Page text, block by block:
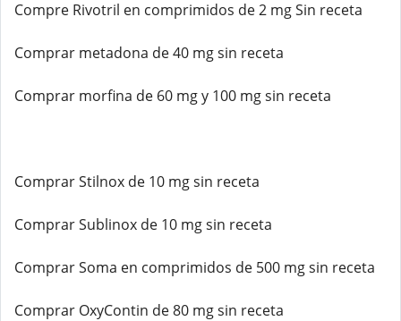
Compre Rivotril en comprimidos de 2 mg Sin receta
Comprar metadona de 40 mg sin receta
Comprar morfina de 60 mg y 100 mg sin receta
Comprar Stilnox de 10 mg sin receta
Comprar Sublinox de 10 mg sin receta
Comprar Soma en comprimidos de 500 mg sin receta
Comprar OxyContin de 80 mg sin receta